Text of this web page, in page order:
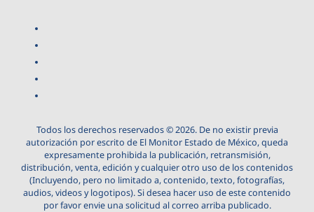
Todos los derechos reservados © 2026. De no existir previa
autorización por escrito de El Monitor Estado de México, queda
expresamente prohibida la publicación, retransmisión,
distribución, venta, edición y cualquier otro uso de los contenidos
(Incluyendo, pero no limitado a, contenido, texto, fotografías,
audios, videos y logotipos). Si desea hacer uso de este contenido
por favor envie una solicitud al correo arriba publicado.